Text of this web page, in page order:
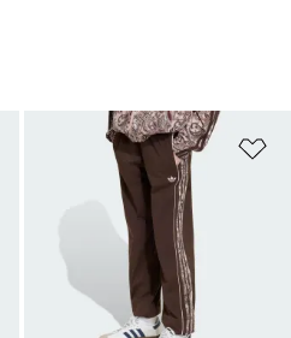
Op verlanglijst zetten